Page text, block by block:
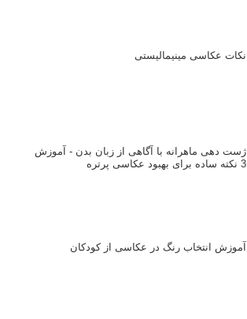
نکات عکاسی مینیمالیستی
ژست دهی ماهرانه با آگاهی از زبان بدن - آموزش
3 نکته ساده برای بهبود عکاسی پرتره
آموزش انتخاب رنگ در عکاسی از کودکان